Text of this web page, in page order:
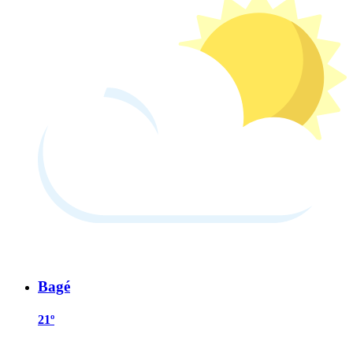
Bagé
21º